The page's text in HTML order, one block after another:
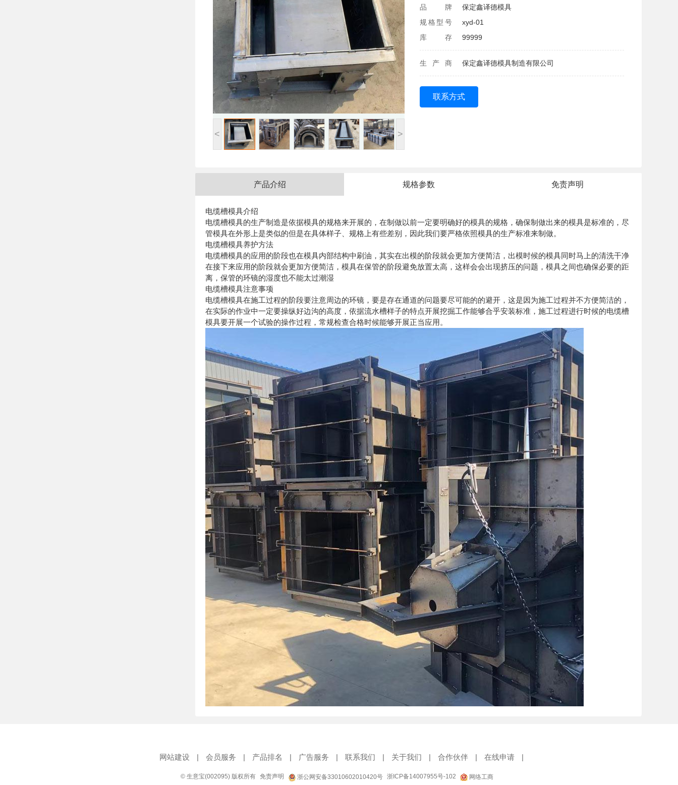
< >
品牌
保定鑫译德模具
规格型号
xyd-01
库存
99999
生产商 保定鑫译德模具制造有限公司
联系方式
产品介绍 规格参数 免责声明
电缆槽模具介绍
电缆槽模具的生产制造是依据模具的规格来开展的，在制做以前一定要明确好的模具的规格，确保制做出来的模具是标准的，尽
管模具在外形上是类似的但是在具体样子、规格上有些差别，因此我们要严格依照模具的生产标准来制做。
电缆槽模具养护方法
电缆槽模具的应用的阶段也在模具内部结构中刷油，其实在出模的阶段就会更加方便简洁，出模时候的模具同时马上的清洗干净
在接下来应用的阶段就会更加方便简洁，模具在保管的阶段避免放置太高，这样会会出现挤压的问题，模具之间也确保必要的距
离，保管的环镜的湿度也不能太过潮湿
电缆槽模具注意事项
电缆槽模具在施工过程的阶段要注意周边的环镜，要是存在通道的问题要尽可能的的避开，这是因为施工过程并不方便简洁的，
在实际的作业中一定要操纵好边沟的高度，依据流水槽样子的特点开展挖掘工作能够合乎安装标准，施工过程进行时候的电缆槽
模具要开展一个试验的操作过程，常规检查合格时候能够开展正当应用。
网站建设 | 会员服务 | 产品排名 | 广告服务 | 联系我们 | 关于我们 | 合作伙伴 | 在线申请 |
© 生意宝(002095) 版权所有 免责声明 浙公网安备33010602010420号 浙ICP备14007955号-102 网络工商